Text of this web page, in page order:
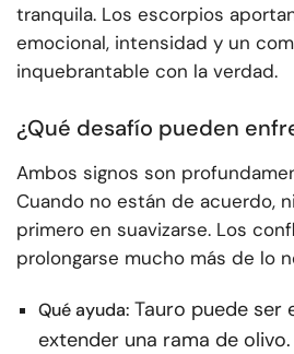
tranquila. Los escorpios
emocional, intensidad y un
inquebrantable con la verdad.
¿Qué desafío pueden
Ambos signos son
Cuando no están de acuerdo,
primero en suavizarse. Los
prolongarse mucho más de lo
Qué ayuda: Tauro puede ser
extender una rama de